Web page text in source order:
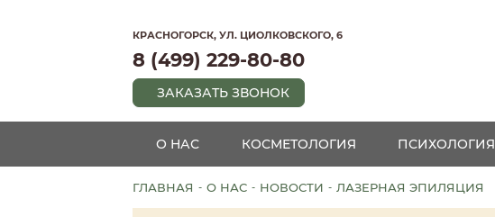
КРАСНОГОРСК, УЛ. ЦИОЛКОВСКОГО, 6
8 (499) 229-80-80
ЗАКАЗАТЬ ЗВОНОК
О НАС КОСМЕТОЛОГИЯ ПСИХОЛОГИЯ
ГЛАВНАЯ - О НАС - НОВОСТИ - ЛАЗЕРНАЯ ЭПИЛЯЦИЯ